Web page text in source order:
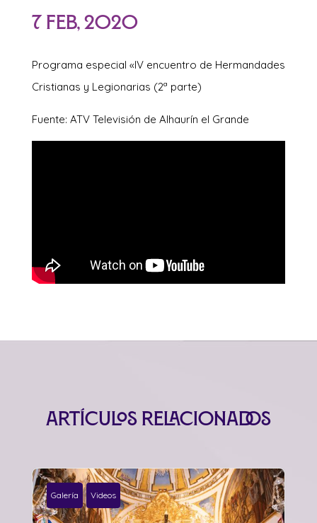
7 Feb, 2020
Programa especial «IV encuentro de Hermandades
Cristianas y Legionarias (2ª parte)
Fuente: ATV Televisión de Alhaurín el Grande
Artículos relacionados
Galería Videos